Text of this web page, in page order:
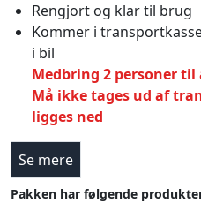
Rengjort og klar til brug
Kommer i
i bil
Medbring 2 personer til
Må ikke tages ud af
ligges ned
Se mere
Pakken har følgende